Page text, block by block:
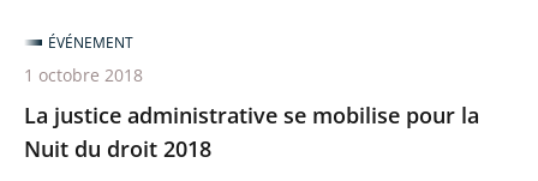
après
avant
La justice administrative se mobilise pour la
Nuit du droit 2018
ÉVÉNEMENT
1 octobre 2018